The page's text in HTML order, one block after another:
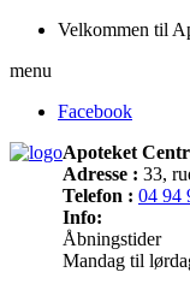
Velkommen til
menu
Facebook
Apoteket
Adresse : 33,
Telefon : 04 94
Info:
Åbningstider
Mandag til